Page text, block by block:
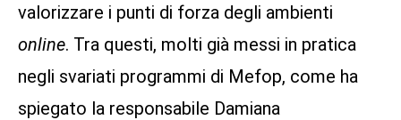
valorizzare i punti di forza degli ambienti
online. Tra questi, molti già messi in pratica
negli svariati programmi di Mefop, come ha
spiegato la responsabile Damiana